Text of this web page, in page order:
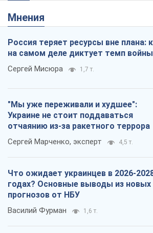
Мнения
Россия теряет ресурсы вне плана:
на самом деле диктует темп войны
Сергей Мисюра 1,7 т.
"Мы уже переживали и худшее":
Украине не стоит поддаваться
отчаянию из-за ракетного террора
Сергей Марченко, эксперт 4,5 т.
Что ожидает украинцев в 2026-
годах? Основные выводы из новых
прогнозов от НБУ
Василий Фурман 1,6 т.